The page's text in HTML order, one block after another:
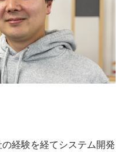
経験を経てシステム開発